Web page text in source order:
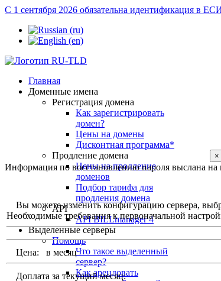
С 1 сентября 2026 обязательна идентификация в
Главная
Доменные имена
Регистрация домена
Как зарегистрировать
домен?
Цены на домены
Дисконтная программа*
Продление домена
Цены на продление
доменов
Подбор тарифа для
продления домена
API
API BILLmanager 4
Выделенные серверы
Помощь
Что такое выделенный
сервер?
Как арендовать
Вы можете изменить конфигурацию сервера,
Необходимые требования к первоначальной
Цена: в месяц
Доплата за текущий месяц:
×
Информация по восстановлению пароля выслана